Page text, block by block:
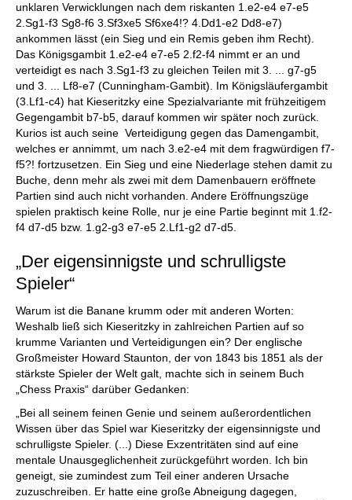
unklaren Verwicklungen nach dem riskanten 1.e2-e4 e7-e5
2.Sg1-f3 Sg8-f6 3.Sf3xe5 Sf6xe4!? 4.Dd1-e2 Dd8-e7)
ankommen lässt (ein Sieg und ein Remis geben ihm Recht).
Das Königsgambit 1.e2-e4 e7-e5 2.f2-f4 nimmt er an und
verteidigt es nach 3.Sg1-f3 zu gleichen Teilen mit 3. ... g7-g5
und 3. ... Lf8-e7 (Cunningham-Gambit). Im Königsläufergambit
(3.Lf1-c4) hat Kieseritzky eine Spezialvariante mit frühzeitigem
Gegengambit b7-b5, darauf kommen wir später noch zurück.
Kurios ist auch seine Verteidigung gegen das Damengambit,
welches er annimmt, um nach 3.e2-e4 mit dem fragwürdigen f7-
f5?! fortzusetzen. Ein Sieg und eine Niederlage stehen damit zu
Buche, denn mehr als zwei mit dem Damenbauern eröffnete
Partien sind auch nicht vorhanden. Andere Eröffnungszüge
spielen praktisch keine Rolle, nur je eine Partie beginnt mit 1.f2-
f4 d7-d5 bzw. 1.g2-g3 e7-e5 2.Lf1-g2 d7-d5.
„Der eigensinnigste und schrulligste
Spieler“
Warum ist die Banane krumm oder mit anderen Worten:
Weshalb ließ sich Kieseritzky in zahlreichen Partien auf so
krumme Varianten und Verteidigungen ein? Der englische
Großmeister Howard Staunton, der von 1843 bis 1851 als der
stärkste Spieler der Welt galt, machte sich in seinem Buch
„Chess Praxis“ darüber Gedanken:
„Bei all seinem feinen Genie und seinem außerordentlichen
Wissen über das Spiel war Kieseritzky der eigensinnigste und
schrulligste Spieler. (...) Diese Exzentritäten sind auf eine
mentale Unausgeglichenheit zurückgeführt worden. Ich bin
geneigt, sie zumindest zum Teil einer anderen Ursache
zuzuschreiben. Er hatte eine große Abneigung dagegen,